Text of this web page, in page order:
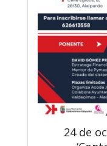
24 de